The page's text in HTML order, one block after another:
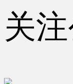
关